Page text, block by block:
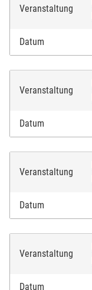
Veranstaltung
Datum
Veranstaltung
Datum
Veranstaltung
Datum
Veranstaltung
Datum